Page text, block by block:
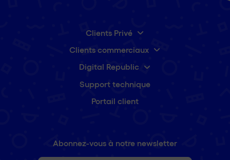
Clients Privé
Clients commerciaux
Digital Republic
Support technique
Portail client
Abonnez-vous à notre newsletter